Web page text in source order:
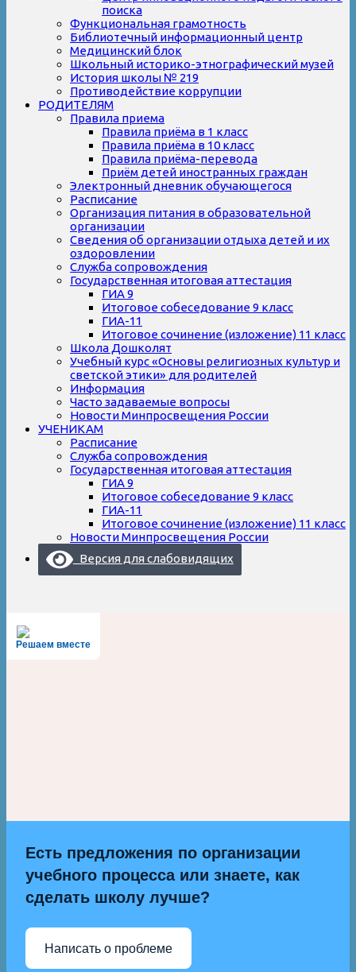
поиска
Функциональная грамотность
Библиотечный информационный центр
Медицинский блок
Школьный историко-этнографический музей
История школы № 219
Противодействие коррупции
РОДИТЕЛЯМ
Правила приема
Правила приёма в 1 класс
Правила приёма в 10 класс
Правила приёма-перевода
Приём детей иностранных граждан
Электронный дневник обучающегося
Расписание
Организация питания в образовательной
организации
Сведения об организации отдыха детей и их
оздоровлении
Служба сопровождения
Государственная итоговая аттестация
ГИА 9
Итоговое собеседование 9 класс
ГИА-11
Итоговое сочинение (изложение) 11 класс
Школа Дошколят
Учебный курс «Основы религиозных культур и
светской этики» для родителей
Информация
Часто задаваемые вопросы
Новости Минпросвещения России
УЧЕНИКАМ
Расписание
Служба сопровождения
Государственная итоговая аттестация
ГИА 9
Итоговое собеседование 9 класс
ГИА-11
Итоговое сочинение (изложение) 11 класс
Новости Минпросвещения России
Версия для слабовидящих
Решаем вместе
Есть предложения по организации
учебного процесса или знаете, как
сделать школу лучше?
Написать о проблеме